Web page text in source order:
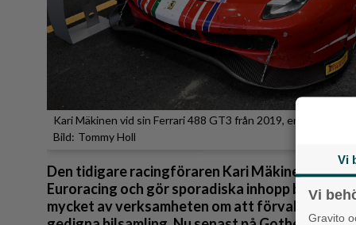
Kari Mäkinen vid sin Ferrari 488 GT3 från 2019, en vanlig
Tommy Holl
Den tidigare racingföraren Kari Mäkinen från
Euroracing och gör sporadiska inhopp bakom
mycket av verksamheten om att förvalta, visa
Vi
Vi
Gravito